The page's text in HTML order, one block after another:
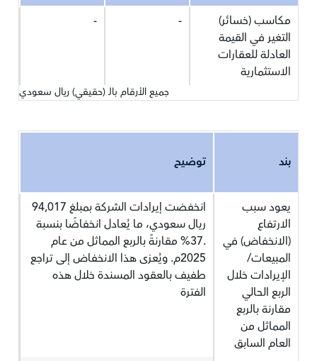
مكاسب (خسائر)
التغير في القيمة
العادلة للعقارات
الاستثمارية
-
-
جميع الأرقام بالـ (حقيقي) ريال سعودي
بند توضيح
يعود سبب
الارتفاع
(الانخفاض) في
المبيعات/
الإيرادات خلال
الربع الحالي
مقارنة بالربع
المماثل من
العام السابق
انخفضت إيرادات الشركة بمبلغ 94,017
ريال سعودي، ما يُعادل انخفاضًا بنسبة
.37% مقارنةً بالربع المماثل من عام
2025م. ويُعزى هذا الانخفاض إلى تراجع
طفيف بالعقود المسندة خلال هذه
الفترة